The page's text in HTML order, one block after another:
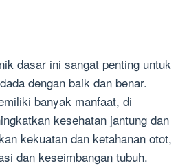
dasar ini sangat penting untuk
dengan baik dan benar.
banyak manfaat, di
kesehatan jantung dan
kekuatan dan ketahanan otot,
dan keseimbangan tubuh.